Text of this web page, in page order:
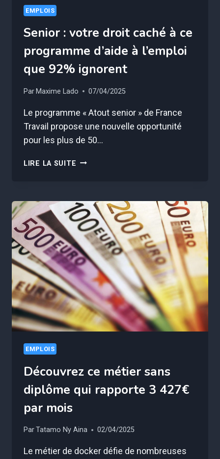
EMPLOIS
Senior : votre droit caché à ce
programme d’aide à l’emploi
que 92% ignorent
Par Maxime Lado 07/04/2025
Le programme « Atout senior » de France
Travail propose une nouvelle opportunité
pour les plus de 50…
LIRE LA SUITE SENIOR
CACHÉ
À
CE
PROGRAMME
D’AIDE
À
L’EMPLOI
QUE
92%
IGNORENT
EMPLOIS
Découvrez ce métier sans
diplôme qui rapporte 3 427€
par mois
ParTatamo Ny Aina 02/04/2025
Le métier de docker défie de nombreuses